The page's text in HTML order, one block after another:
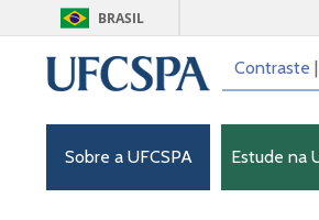
BRASIL
Contraste |
Sobre a UFCSPA Estude na